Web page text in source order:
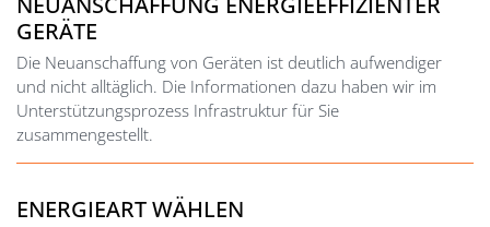
GERÄTE
Die Neuanschaffung von Geräten ist deutlich aufwendiger
und nicht alltäglich. Die Informationen dazu haben wir im
Unterstützungsprozess Infrastruktur für Sie
zusammengestellt.
ENERGIEART WÄHLEN